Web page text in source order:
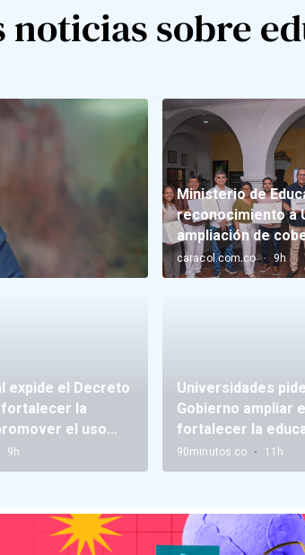
noticias sobre